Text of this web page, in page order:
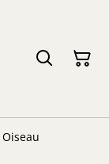
Oiseau